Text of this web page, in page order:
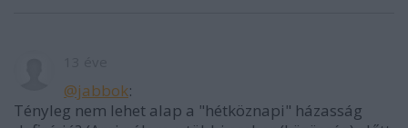
@jabbok:
Tényleg nem lehet alap a "hétköznapi" házasság